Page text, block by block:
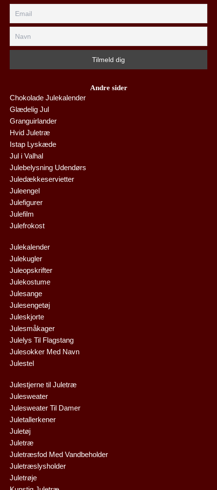
Andre sider
Chokolade Julekalender
Glædelig Jul
Granguirlander
Hvid Juletræ
Istap Lyskæde
Jul i Valhal
Julebelysning Udendørs
Juledækkeservietter
Juleengel
Julefigurer
Julefilm
Julefrokost
Julekalender
Julekugler
Juleopskrifter
Julekostume
Julesange
Julesengetøj
Juleskjorte
Julesmåkager
Julelys Til Flagstang
Julesokker Med Navn
Julestel
Julestjerne til Juletræ
Julesweater
Julesweater Til Damer
Juletallerkener
Juletøj
Juletræ
Juletræsfod Med Vandbeholder
Juletræslysholder
Juletrøje